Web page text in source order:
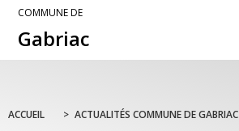
COMMUNE DE
Gabriac
ACCUEIL > ACTUALITÉS COMMUNE DE GABRIAC